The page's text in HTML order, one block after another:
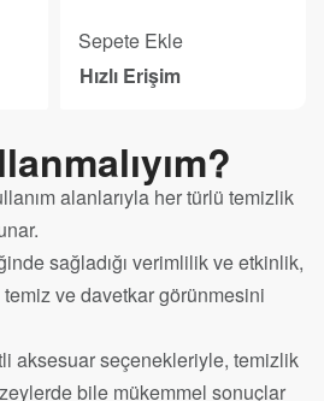
Sepete Ekle
Hızlı Erişim
alanlarıyla her türlü temizlik
sağladığı verimlilik ve etkinlik,
ve davetkar görünmesini
aksesuar seçenekleriyle, temizlik
bile mükemmel sonuçlar